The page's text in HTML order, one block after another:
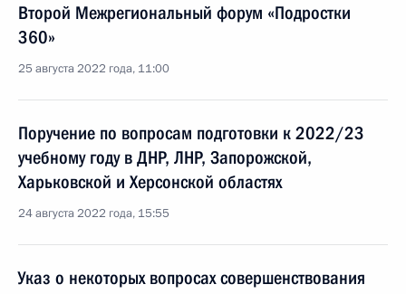
Второй Межрегиональный форум «Подростки
360»
25 августа 2022 года, 11:00
Поручение по вопросам подготовки к 2022/23
учебному году в ДНР, ЛНР, Запорожской,
Харьковской и Херсонской областях
24 августа 2022 года, 15:55
Указ о некоторых вопросах совершенствования